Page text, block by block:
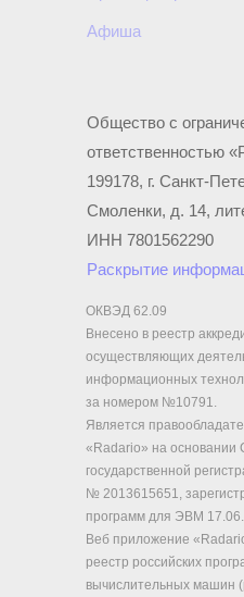
Афиша
ОКВЭД 62.09
Внесено в реестр
осуществляющих
информационных
за номером №10791.
Является
«Radario» на основании
государственной
№ 2013615651,
программ для ЭВМ
Веб приложение
реестр российских
вычислительных машин
Общество с
ответственностью
199178, г. Санкт-
Смоленки, д. 14,
ИНН 7801562290
Раскрытие